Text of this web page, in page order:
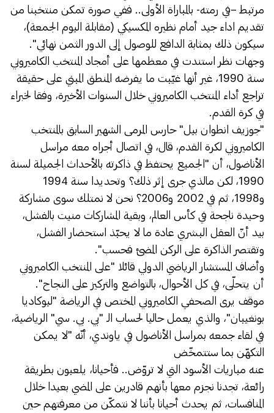
مرتبط –في رمته- بالمباراة الأولى.. ففي صورة تمكن منتخبنا من
تقديم اداء جيد أمام نظيره المكسيكي (مقابلة اليوم الجمعة)،
سيكون ذلك بمثابة الدافع للوصول إلى الدور الثمن نهائي".
وجهات نظر استندت في معظمها على أمجاد المنتخب الكاميروني
سنة 1990، غير أنها غيّبت ما يفرضه المنطق المبني على حقيقة
تراجع أداء المنتخب الكاميروني خلال السنوات الأخيرة، وفقا لخبراء
في كرة القدم.
"جوزيف انطوان بيل" حارس المرمى الشهير السابق بالمنتخب
الكاميروني لكرة القدم، قال، في اتصال أجراه معه مراسل
الأناضول، أن "الجميع يحتفظ في ذاكرته بالأحداث الجميلة لسنة
1990، لكن مالذي جرى إثر ذلك؟ وتحديدا سنة 1994
و1998، ثم في 2002 و2006؟ نحن لا نمتلك سوى مشاركة
وحيدة ناجحة في كأس العالم، وبقية المشاركات منيت بالفشل،
بيد أنّ العقل البشري عادة ما لا يحبّذ استحضار الفشل،
وتقتصر الذاكرة على الركن المضئ فحسب".
وأضاف المستشار الرياضي الدولي قائلا "على المنتخب الكاميروني
أن يتحلّى، في كل الأحوال، بالتواضع والتركيز على النجاح".
موقف يرى الصحفي الكاميروني المختص في الرياضة "ليوكاديا
بونغيبان"، والذي يعمل حاليا لحساب الـ "بي. بي. سي" الرياضية،
في لقاء جمعه بمراسل الأناضول في ياوندي، أنّه "لا يمكن
التكهّن بما ستتمخّض
عنه مباريات الأسود التي لا تروّض.. فأحيانا، يلعبون بطريقة
رائعة، تجدنا نجزم معها بأنهم قادرين على المضي بعيدا خلال
المنافسات، ثم يحدث أحيانا بأننا لا نتمكّن من معرفتهم حين